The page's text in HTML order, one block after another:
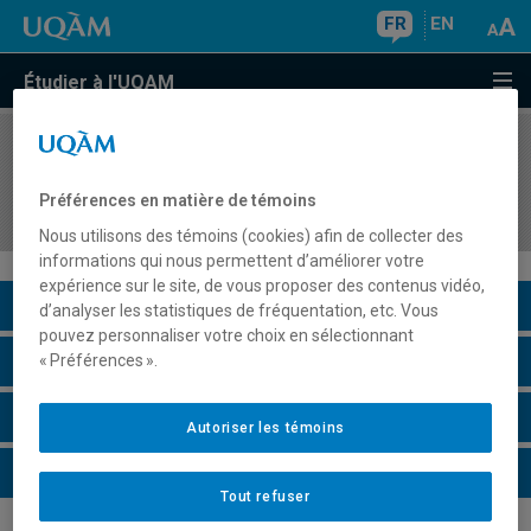
FR EN
Étudier à l'UQAM
COURS//
tourisme
Description du cours
Horaire - Été 2026
Horaire - Automne 2026
Horaire - Hiver 2027
Préférences en matière de témoins
Nous utilisons des témoins (cookies) afin de collecter des
informations qui nous permettent d’améliorer votre
expérience sur le site, de vous proposer des contenus vidéo,
d’analyser les statistiques de fréquentation, etc. Vous
pouvez personnaliser votre choix en sélectionnant
« Préférences ».
Tout refuser
Autoriser les témoins